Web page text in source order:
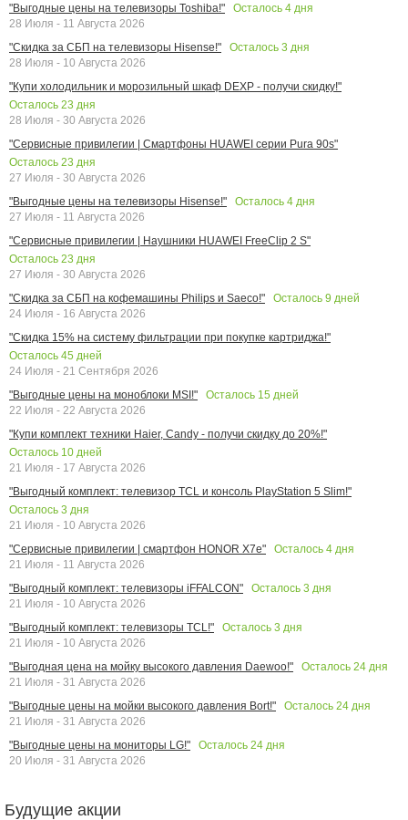
"Выгодные цены на телевизоры Toshiba!"
Осталось 4 дня
28 Июля - 11 Августа 2026
"Скидка за СБП на телевизоры Hisense!"
Осталось 3 дня
28 Июля - 10 Августа 2026
"Купи холодильник и морозильный шкаф DEXP - получи скидку!"
Осталось 23 дня
28 Июля - 30 Августа 2026
"Сервисные привилегии | Смартфоны HUAWEI серии Pura 90s"
Осталось 23 дня
27 Июля - 30 Августа 2026
"Выгодные цены на телевизоры Hisense!"
Осталось 4 дня
27 Июля - 11 Августа 2026
"Сервисные привилегии | Наушники HUAWEI FreeClip 2 S"
Осталось 23 дня
27 Июля - 30 Августа 2026
"Скидка за СБП на кофемашины Philips и Saeco!"
Осталось 9 дней
24 Июля - 16 Августа 2026
"Скидка 15% на систему фильтрации при покупке картриджа!"
Осталось 45 дней
24 Июля - 21 Сентября 2026
"Выгодные цены на моноблоки MSI!"
Осталось 15 дней
22 Июля - 22 Августа 2026
"Купи комплект техники Haier, Candy - получи скидку до 20%!"
Осталось 10 дней
21 Июля - 17 Августа 2026
"Выгодный комплект: телевизор TCL и консоль PlayStation 5 Slim!"
Осталось 3 дня
21 Июля - 10 Августа 2026
"Сервисные привилегии | смартфон HONOR X7e"
Осталось 4 дня
21 Июля - 11 Августа 2026
"Выгодный комплект: телевизоры iFFALCON"
Осталось 3 дня
21 Июля - 10 Августа 2026
"Выгодный комплект: телевизоры TCL!"
Осталось 3 дня
21 Июля - 10 Августа 2026
"Выгодная цена на мойку высокого давления Daewoo!"
Осталось 24 дня
21 Июля - 31 Августа 2026
"Выгодные цены на мойки высокого давления Bort!"
Осталось 24 дня
21 Июля - 31 Августа 2026
"Выгодные цены на мониторы LG!"
Осталось 24 дня
20 Июля - 31 Августа 2026
Будущие акции